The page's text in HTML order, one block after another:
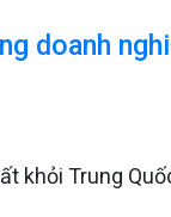
doanh
khỏi Trung